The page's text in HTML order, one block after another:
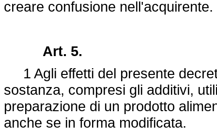
creare confusione nell'acquirente.
Art. 5.
1 Agli effetti del presente
sostanza, compresi gli additivi,
preparazione di un prodotto
anche se in forma modificata.